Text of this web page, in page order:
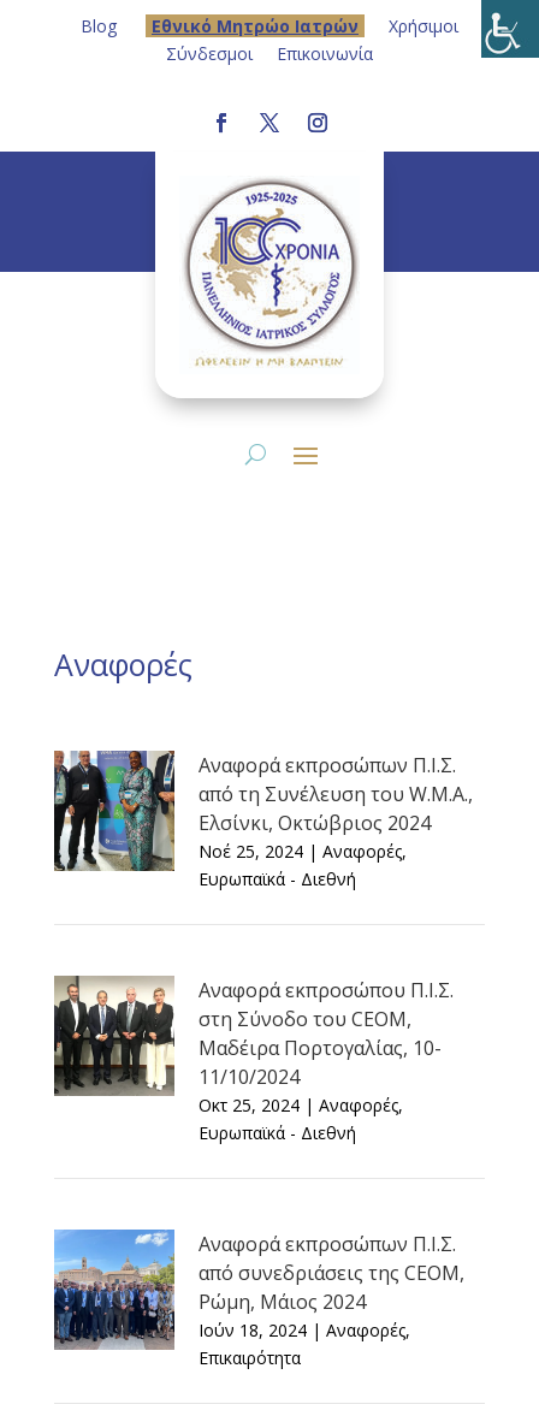
Blog Eθνικό Μητρώο Ιατρών
Χρήσιμοι
Σύνδεσμοι
Επικοινωνία
Αναφορές
Αναφορά εκπροσώπων Π.Ι.Σ.
από τη Συνέλευση του W.M.A.,
Ελσίνκι, Οκτώβριος 2024
Νοέ 25, 2024| Αναφορές,
Ευρωπαϊκά - Διεθνή
Αναφορά εκπροσώπου Π.Ι.Σ.
στη Σύνοδο του CEOM,
Μαδέιρα Πορτογαλίας, 10-
11/10/2024
Οκτ 25, 2024| Αναφορές,
Ευρωπαϊκά - Διεθνή
Αναφορά εκπροσώπων Π.Ι.Σ.
από συνεδριάσεις της CEOM,
Ρώμη, Μάιος 2024
Ιούν 18, 2024| Αναφορές,
Επικαιρότητα